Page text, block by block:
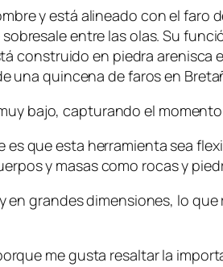
y está alineado con el faro
entre las olas. Su
construido en piedra arenisca
una quincena de faros en
bajo, capturando el
que esta herramienta sea
y masas como rocas y
grandes dimensiones, lo
me gusta resaltar la